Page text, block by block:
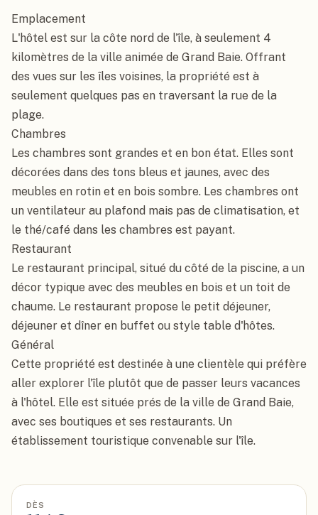
Emplacement
L'hôtel est sur la côte nord de l'île, à seulement 4
kilomètres de la ville animée de Grand Baie. Offrant
des vues sur les îles voisines, la propriété est à
seulement quelques pas en traversant la rue de la
plage.
Chambres
Les chambres sont grandes et en bon état. Elles sont
décorées dans des tons bleus et jaunes, avec des
meubles en rotin et en bois sombre. Les chambres ont
un ventilateur au plafond mais pas de climatisation, et
le thé/café dans les chambres est payant.
Restaurant
Le restaurant principal, situé du côté de la piscine, a un
décor typique avec des meubles en bois et un toit de
chaume. Le restaurant propose le petit déjeuner,
déjeuner et dîner en buffet ou style table d'hôtes.
Général
Cette propriété est destinée à une clientèle qui préfère
aller explorer l'île plutôt que de passer leurs vacances
à l'hôtel. Elle est située prés de la ville de Grand Baie,
avec ses boutiques et ses restaurants. Un
établissement touristique convenable sur l'île.
DÈS